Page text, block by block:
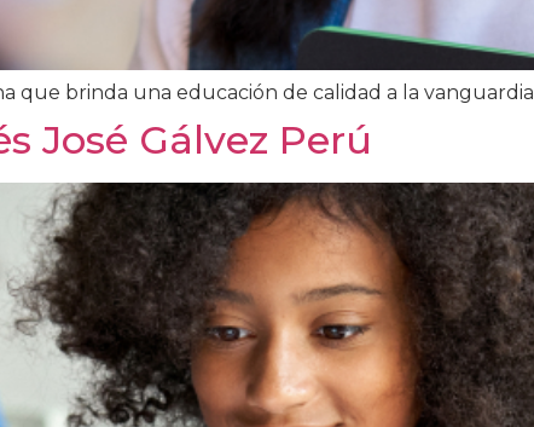
que brinda una educación de calidad a la vanguardia
José Gálvez Perú